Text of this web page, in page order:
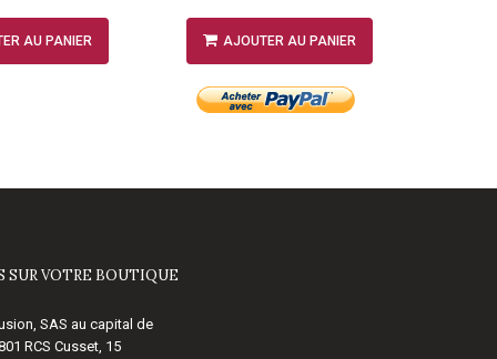
AU PANIER AJOUTER AU PANIER
SUR VOTRE BOUTIQUE
SAS au capital de
RCS Cusset, 15